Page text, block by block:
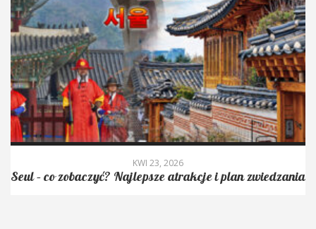
KWI 23, 2026
Seul – co zobaczyć? Najlepsze atrakcje i plan zwiedzania